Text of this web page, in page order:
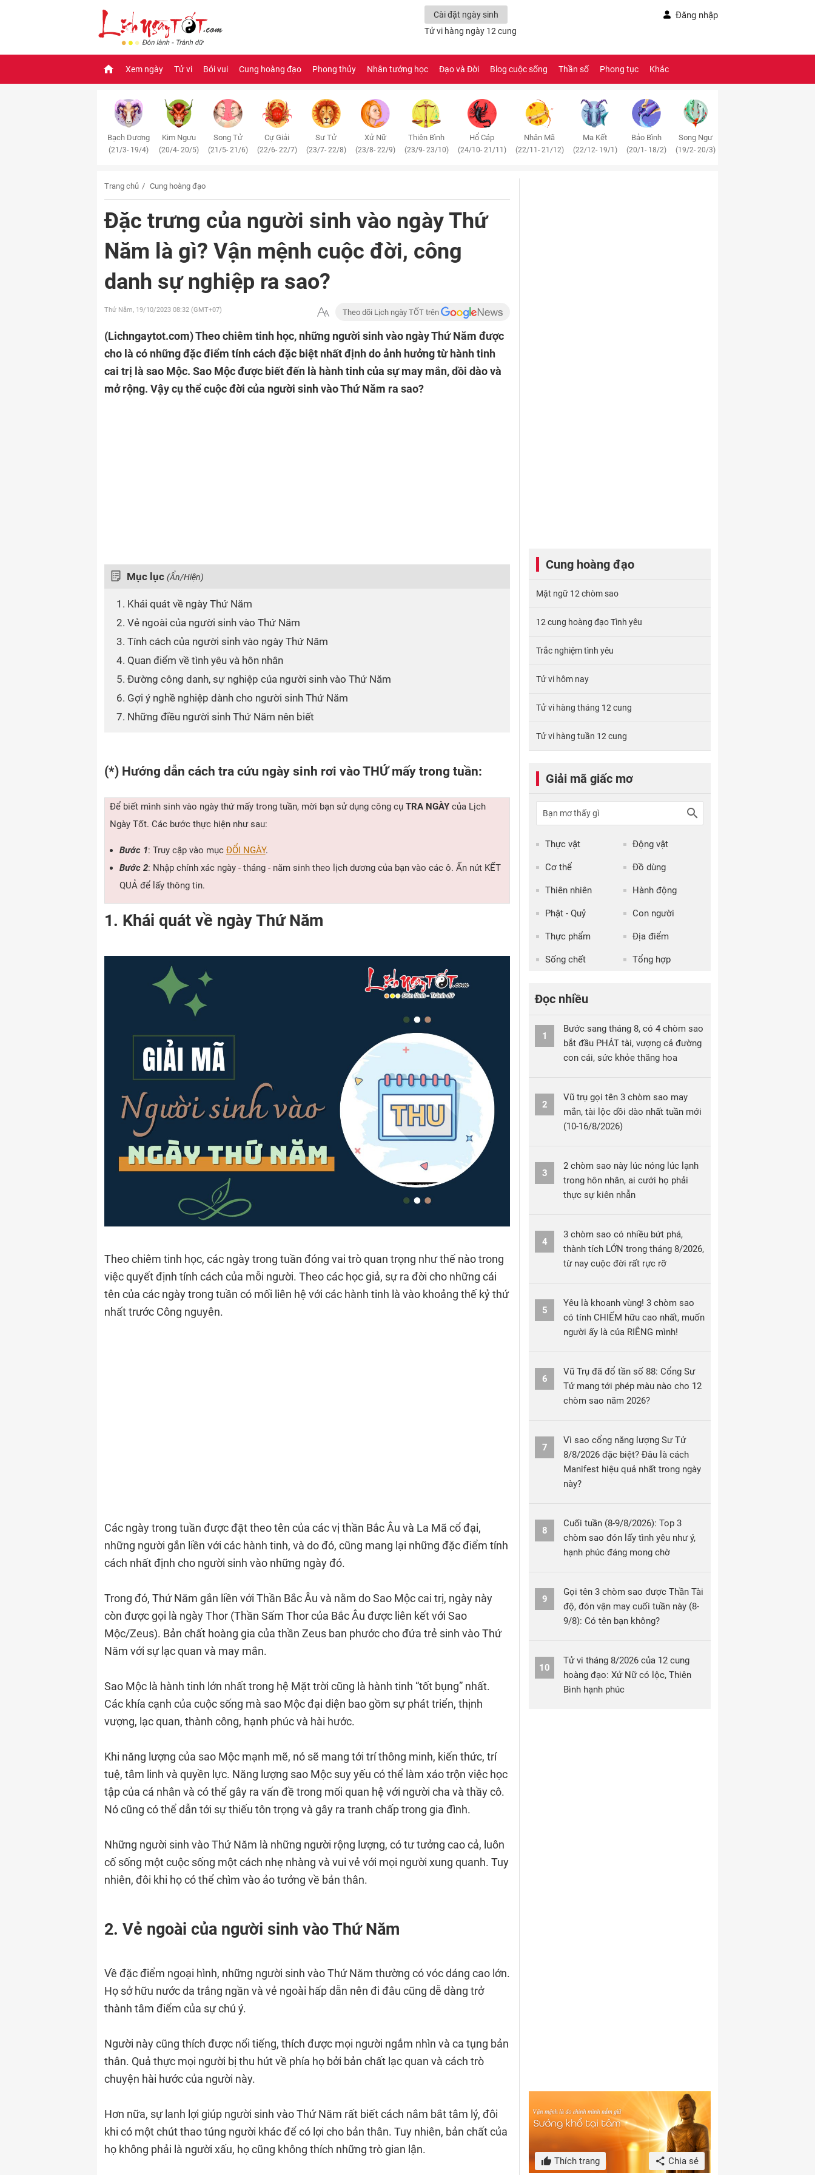
Cài đặt ngày sinh Đăng nhập
Tử vi hàng ngày 12 cung
Xem ngày Tử vi Bói vui Cung hoàng đạo Phong thủy Nhân tướng học Đạo và Đời Blog cuộc sống Thần số Phong tục Khác
Bạch Dương
(21/3- 19/4)
Kim Ngưu
(20/4- 20/5)
Song Tử
(21/5- 21/6)
Cự Giải
(22/6- 22/7)
Sư Tử
(23/7- 22/8)
Xử Nữ
(23/8- 22/9)
Thiên Bình
(23/9- 23/10)
Hổ Cáp
(24/10- 21/11)
Nhân Mã
(22/11- 21/12)
Ma Kết
(22/12- 19/1)
Bảo Bình
(20/1- 18/2)
Song Ngư
(19/2- 20/3)
Trang chủ Cung hoàng đạo
Đặc trưng của người sinh vào ngày Thứ
Năm là gì? Vận mệnh cuộc đời, công
danh sự nghiệp ra sao?
Thứ Năm, 19/10/2023 08:32 (GMT+07) Theo dõi Lịch ngày TỐT trên
(Lichngaytot.com)Theo chiêm tinh học, những người sinh vào ngày Thứ Năm được
cho là có những đặc điểm tính cách đặc biệt nhất định do ảnh hưởng từ hành tinh
cai trị là sao Mộc. Sao Mộc được biết đến là hành tinh của sự may mắn, dồi dào và
mở rộng. Vậy cụ thể cuộc đời của người sinh vào Thứ Năm ra sao?
Mục lục (Ẩn/Hiện)
1. Khái quát về ngày Thứ Năm
2. Vẻ ngoài của người sinh vào Thứ Năm
3. Tính cách của người sinh vào ngày Thứ Năm
4. Quan điểm về tình yêu và hôn nhân
5. Đường công danh, sự nghiệp của người sinh vào Thứ Năm
6. Gợi ý nghề nghiệp dành cho người sinh Thứ Năm
7. Những điều người sinh Thứ Năm nên biết
(*) Hướng dẫn cách tra cứu ngày sinh rơi vào THỨ mấy trong tuần:
Để biết mình sinh vào ngày thứ mấy trong tuần, mời bạn sử dụng công cụ TRA NGÀYcủa Lịch
Ngày Tốt. Các bước thực hiện như sau:
Bước 1: Truy cập vào mục ĐỔI NGÀY.
Bước 2: Nhập chính xác ngày - tháng - năm sinh theo lịch dương của bạn vào các ô. Ấn nút KẾT
QUẢ để lấy thông tin.
1. Khái quát về ngày Thứ Năm
Theo chiêm tinh học, các ngày trong tuần đóng vai trò quan trọng như thế nào trong
việc quyết định tính cách của mỗi người. Theo các học giả, sự ra đời cho những cái
tên của các ngày trong tuần có mối liên hệ với các hành tinh là vào khoảng thế kỷ thứ
nhất trước Công nguyên.
Các ngày trong tuần được đặt theo tên của các vị thần Bắc Âu và La Mã cổ đại,
những người gắn liền với các hành tinh, và do đó, cũng mang lại những đặc điểm tính
cách nhất định cho người sinh vào những ngày đó.
Trong đó, Thứ Năm gắn liền với Thần Bắc Âu và nằm do Sao Mộc cai trị, ngày này
còn được gọi là ngày Thor (Thần Sấm Thor của Bắc Âu được liên kết với Sao
Mộc/Zeus). Bản chất hoàng gia của thần Zeus ban phước cho đứa trẻ sinh vào Thứ
Năm với sự lạc quan và may mắn.
Sao Mộc là hành tinh lớn nhất trong hệ Mặt trời cũng là hành tinh “tốt bụng” nhất.
Các khía cạnh của cuộc sống mà sao Mộc đại diện bao gồm sự phát triển, thịnh
vượng, lạc quan, thành công, hạnh phúc và hài hước.
Khi năng lượng của sao Mộc mạnh mẽ, nó sẽ mang tới trí thông minh, kiến ​​thức, trí
tuệ, tâm linh và quyền lực. Năng lượng sao Mộc suy yếu có thể làm xáo trộn việc học
tập của cá nhân và có thể gây ra vấn đề trong mối quan hệ với người cha và thầy cô.
Nó cũng có thể dẫn tới sự thiếu tôn trọng và gây ra tranh chấp trong gia đình.
Những người sinh vào Thứ Năm là những người rộng lượng, có tư tưởng cao cả, luôn
cố sống một cuộc sống một cách nhẹ nhàng và vui vẻ với mọi người xung quanh. Tuy
nhiên, đôi khi họ có thể chìm vào ảo tưởng về bản thân.
2. Vẻ ngoài của người sinh vào Thứ Năm
Về đặc điểm ngoại hình, những người sinh vào Thứ Năm thường có vóc dáng cao lớn.
Họ sở hữu nước da trắng ngần và vẻ ngoài hấp dẫn nên đi đâu cũng dễ dàng trở
thành tâm điểm của sự chú ý.
Người này cũng thích được nổi tiếng, thích được mọi người ngắm nhìn và ca tụng bản
thân. Quả thực mọi người bị thu hút về phía họ bởi bản chất lạc quan và cách trò
chuyện hài hước của người này.
Hơn nữa, sự lanh lợi giúp người sinh vào Thứ Năm rất biết cách nắm bắt tâm lý, đôi
khi có một chút thao túng người khác để có lợi cho bản thân. Tuy nhiên, bản chất của
họ không phải là người xấu, họ cũng không thích những trò gian lận.
Cung hoàng đạo
Mật ngữ 12 chòm sao
12 cung hoàng đạo Tình yêu
Trắc nghiệm tình yêu
Tử vi hôm nay
Tử vi hàng tháng 12 cung
Tử vi hàng tuần 12 cung
Giải mã giấc mơ
Thực vật Động vật
Cơ thể Đồ dùng
Thiên nhiên Hành động
Phật - Quỷ Con người
Thực phẩm Địa điểm
Sống chết Tổng hợp
Đọc nhiều
1
Bước sang tháng 8, có 4 chòm sao
bắt đầu PHÁT tài, vượng cả đường
con cái, sức khỏe thăng hoa
2
Vũ trụ gọi tên 3 chòm sao may
mắn, tài lộc dồi dào nhất tuần mới
(10-16/8/2026)
3
2 chòm sao này lúc nóng lúc lạnh
trong hôn nhân, ai cưới họ phải
thực sự kiên nhẫn
4
3 chòm sao có nhiều bứt phá,
thành tích LỚN trong tháng 8/2026,
từ nay cuộc đời rất rực rỡ
5
Yêu là khoanh vùng! 3 chòm sao
có tính CHIẾM hữu cao nhất, muốn
người ấy là của RIÊNG mình!
6
Vũ Trụ đã đổ tần số 88: Cổng Sư
Tử mang tới phép màu nào cho 12
chòm sao năm 2026?
7
Vì sao cổng năng lượng Sư Tử
8/8/2026 đặc biệt? Đâu là cách
Manifest hiệu quả nhất trong ngày
này?
8
Cuối tuần (8-9/8/2026): Top 3
chòm sao đón lấy tình yêu như ý,
hạnh phúc đáng mong chờ
9
Gọi tên 3 chòm sao được Thần Tài
độ, đón vận may cuối tuần này (8-
9/8): Có tên bạn không?
10
Tử vi tháng 8/2026 của 12 cung
hoàng đạo: Xử Nữ có lộc, Thiên
Bình hạnh phúc
Thích trang Chia sẻ